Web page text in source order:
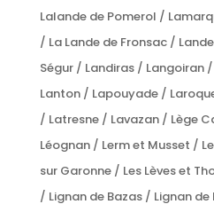
Lalande de Pomerol /
/ La Lande de Fronsac /
Ségur / Landiras / Langoiran
Lanton / Lapouyade /
/ Latresne / Lavazan / Lège
Léognan / Lerm et Musset /
sur Garonne / Les Lèves et
/ Lignan de Bazas / Lignan